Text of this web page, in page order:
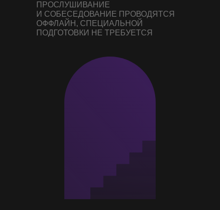
ПРОСЛУШИВАНИЕ
И СОБЕСЕДОВАНИЕ ПРОВОДЯТСЯ
ОФФЛАЙН, СПЕЦИАЛЬНОЙ
ПОДГОТОВКИ НЕ ТРЕБУЕТСЯ